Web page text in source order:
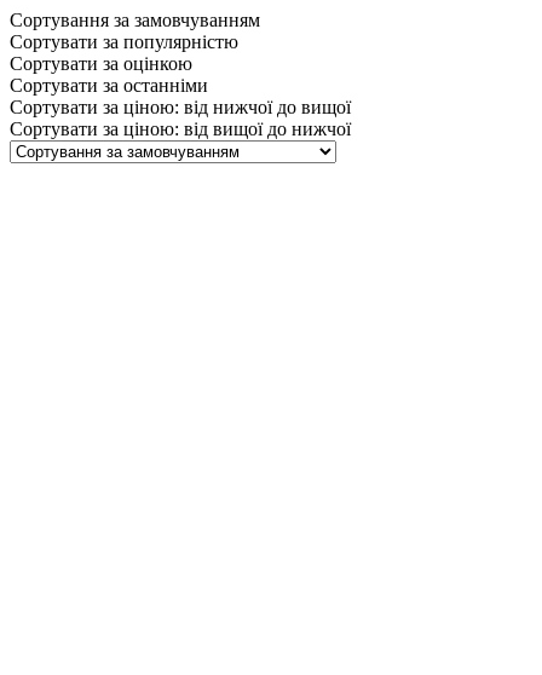
Сортування за замовчуванням
Сортувати за популярністю
Сортувати за оцінкою
Сортувати за останніми
Сортувати за ціною: від нижчої до вищої
Сортувати за ціною: від вищої до нижчої